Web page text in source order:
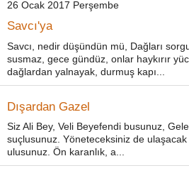
26 Ocak 2017 Perşembe
Savcı'ya
Savcı, nedir düşündün mü, Dağları
susmaz, gece gündüz, onlar haykırır
dağlardan yalnayak, durmuş kapı...
Dışardan Gazel
Siz Ali Bey, Veli Beyefendi busunuz,
suçlusunuz. Yöneteceksiniz de
ulusunuz. Ön karanlık, a...